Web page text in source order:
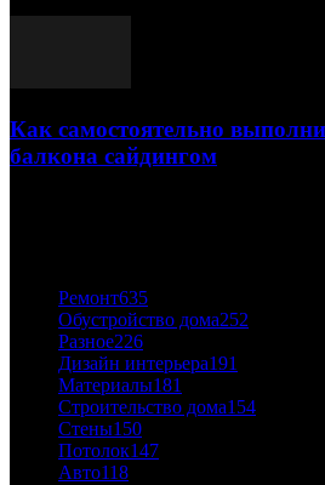
Как самостоятельно
балкона сайдингом
Ремонт635
Обустройство дома252
Разное226
Дизайн интерьера191
Материалы181
Строительство дома154
Стены150
Потолок147
Авто118